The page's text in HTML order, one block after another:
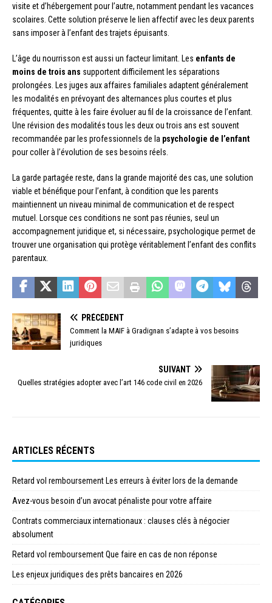
visite et d’hébergement pour l’autre, notamment pendant les vacances
scolaires. Cette solution préserve le lien affectif avec les deux parents
sans imposer à l’enfant des trajets épuisants.
L’âge du nourrisson est aussi un facteur limitant. Les enfants de
moins de trois ans supportent difficilement les séparations
prolongées. Les juges aux affaires familiales adaptent généralement
les modalités en prévoyant des alternances plus courtes et plus
fréquentes, quitte à les faire évoluer au fil de la croissance de l’enfant.
Une révision des modalités tous les deux ou trois ans est souvent
recommandée par les professionnels de la psychologie de l’enfant
pour coller à l’évolution de ses besoins réels.
La garde partagée reste, dans la grande majorité des cas, une solution
viable et bénéfique pour l’enfant, à condition que les parents
maintiennent un niveau minimal de communication et de respect
mutuel. Lorsque ces conditions ne sont pas réunies, seul un
accompagnement juridique et, si nécessaire, psychologique permet de
trouver une organisation qui protège véritablement l’enfant des conflits
parentaux.
PRÉCÉDENT
Comment la MAIF à Gradignan s’adapte à vos besoins
juridiques
SUIVANT
Quelles stratégies adopter avec l’art 146 code civil en 2026
ARTICLES RÉCENTS
Retard vol remboursement Les erreurs à éviter lors de la demande
Avez-vous besoin d’un avocat pénaliste pour votre affaire
Contrats commerciaux internationaux : clauses clés à négocier
absolument
Retard vol remboursement Que faire en cas de non réponse
Les enjeux juridiques des prêts bancaires en 2026